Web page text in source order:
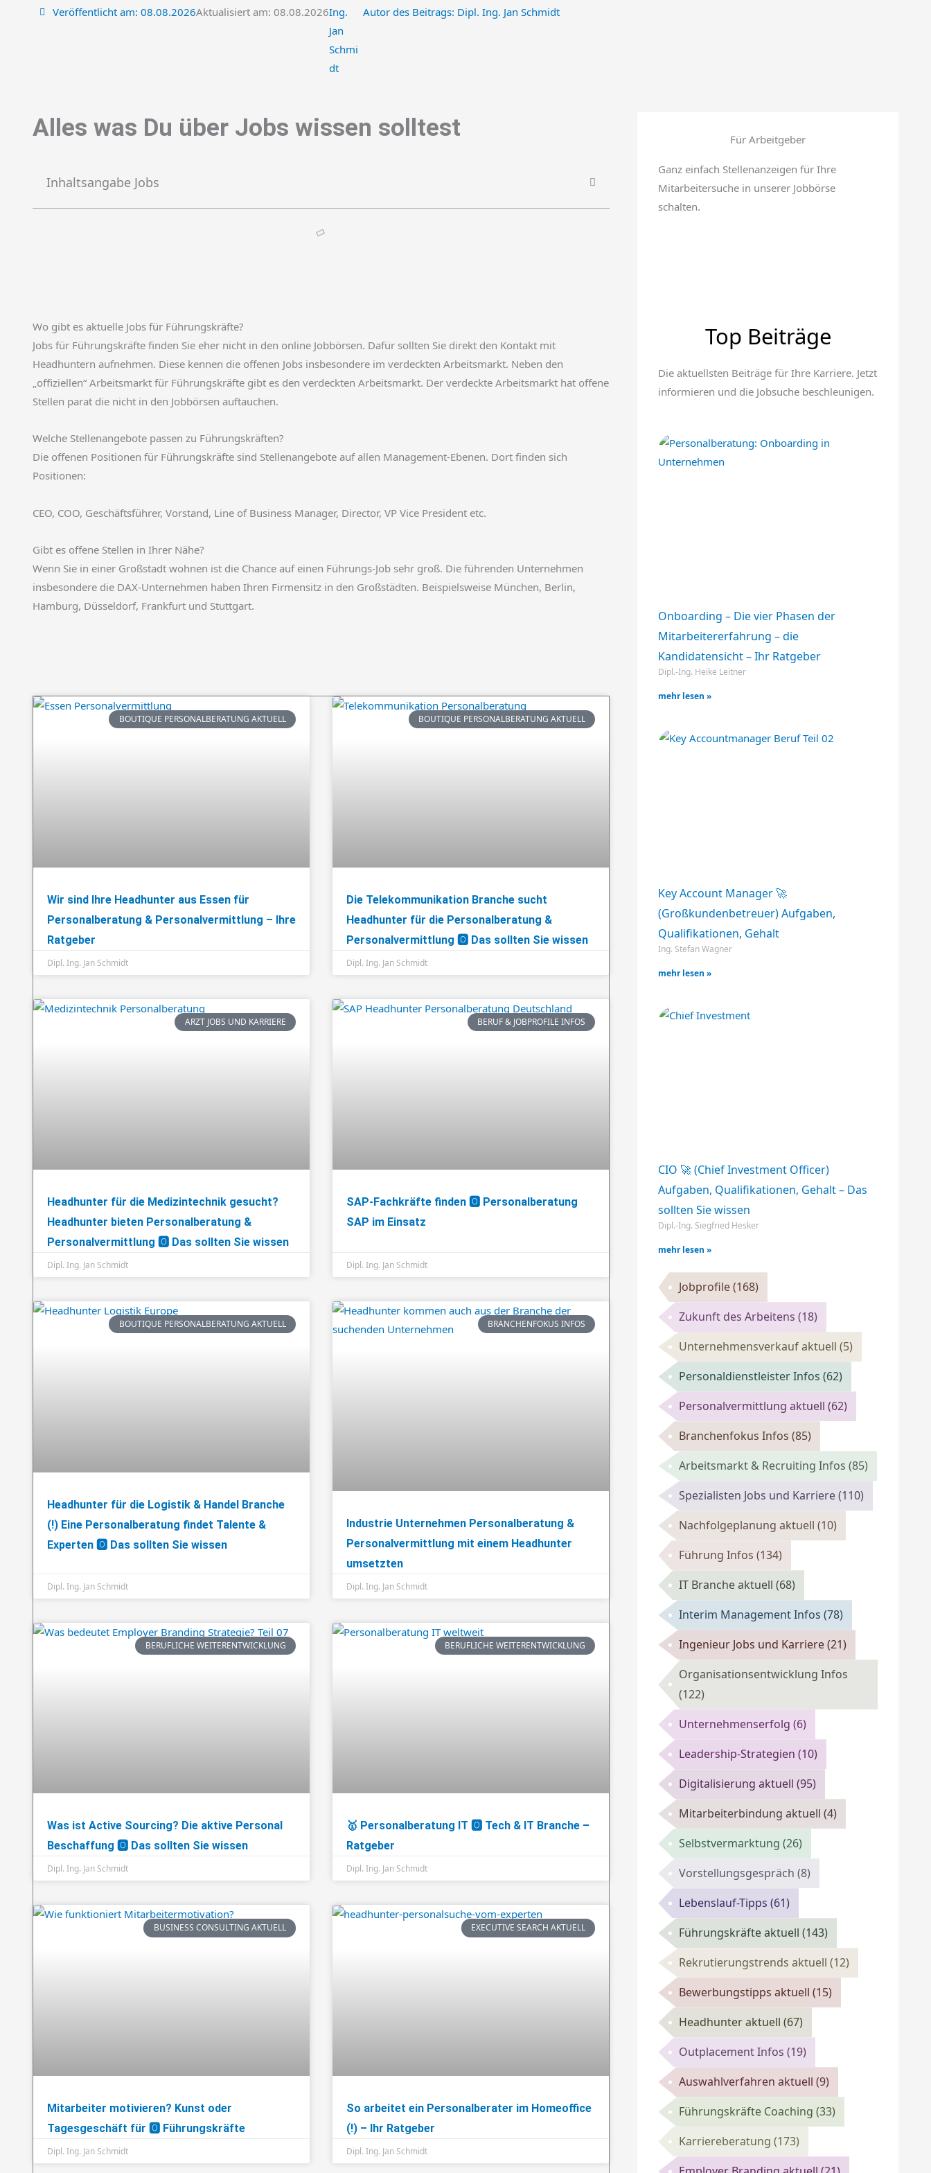
Veröffentlicht am: 08.08.2026Aktualisiert am: 08.08.2026 Autor des Beitrags: Dipl. Ing. Jan Schmidt
Alles was Du über Jobs wissen solltest
Inhaltsangabe Jobs
Wo gibt es aktuelle Jobs für Führungskräfte?
Jobs für Führungskräfte finden Sie eher nicht in den online Jobbörsen. Dafür sollten Sie direkt den Kontakt mit
Headhuntern aufnehmen. Diese kennen die offenen Jobs insbesondere im verdeckten Arbeitsmarkt. Neben den
„offiziellen“ Arbeitsmarkt für Führungskräfte gibt es den verdeckten Arbeitsmarkt. Der verdeckte Arbeitsmarkt hat offene
Stellen parat die nicht in den Jobbörsen auftauchen.
Welche Stellenangebote passen zu Führungskräften?
Die offenen Positionen für Führungskräfte sind Stellenangebote auf allen Management-Ebenen. Dort finden sich
Positionen:
CEO, COO, Geschäftsführer, Vorstand, Line of Business Manager, Director, VP Vice President etc.
Gibt es offene Stellen in Ihrer Nähe?
Wenn Sie in einer Großstadt wohnen ist die Chance auf einen Führungs-Job sehr groß. Die führenden Unternehmen
insbesondere die DAX-Unternehmen haben Ihren Firmensitz in den Großstädten. Beispielsweise München, Berlin,
Hamburg, Düsseldorf, Frankfurt und Stuttgart.
BOUTIQUE PERSONALBERATUNG AKTUELL
Wir sind Ihre Headhunter aus Essen für
Personalberatung & Personalvermittlung – Ihre
Ratgeber
Dipl. Ing. Jan Schmidt
BOUTIQUE PERSONALBERATUNG AKTUELL
Die Telekommunikation Branche sucht
Headhunter für die Personalberatung &
Personalvermittlung 🅾️ Das sollten Sie wissen
Dipl. Ing. Jan Schmidt
ARZT JOBS UND KARRIERE
Headhunter für die Medizintechnik gesucht?
Headhunter bieten Personalberatung &
Personalvermittlung 🅾️ Das sollten Sie wissen
Dipl. Ing. Jan Schmidt
BERUF & JOBPROFILE INFOS
SAP-Fachkräfte finden 🅾️ Personalberatung
SAP im Einsatz
Dipl. Ing. Jan Schmidt
BOUTIQUE PERSONALBERATUNG AKTUELL
Headhunter für die Logistik & Handel Branche
(!) Eine Personalberatung findet Talente &
Experten 🅾️ Das sollten Sie wissen
Dipl. Ing. Jan Schmidt
BRANCHENFOKUS INFOS
Industrie Unternehmen Personalberatung &
Personalvermittlung mit einem Headhunter
umsetzten
Dipl. Ing. Jan Schmidt
BERUFLICHE WEITERENTWICKLUNG
Was ist Active Sourcing? Die aktive Personal
Beschaffung 🅾️ Das sollten Sie wissen
Dipl. Ing. Jan Schmidt
BERUFLICHE WEITERENTWICKLUNG
🥇 Personalberatung IT 🅾️ Tech & IT Branche –
Ratgeber
Dipl. Ing. Jan Schmidt
BUSINESS CONSULTING AKTUELL
Mitarbeiter motivieren? Kunst oder
Tagesgeschäft für 🅾️ Führungskräfte
Dipl. Ing. Jan Schmidt
EXECUTIVE SEARCH AKTUELL
So arbeitet ein Personalberater im Homeoffice
(!) – Ihr Ratgeber
Dipl. Ing. Jan Schmidt
Für Arbeitgeber
Ganz einfach Stellenanzeigen für Ihre
Mitarbeitersuche in unserer Jobbörse
schalten.
Top Beiträge
Die aktuellsten Beiträge für Ihre Karriere. Jetzt
informieren und die Jobsuche beschleunigen.
Onboarding – Die vier Phasen der
Mitarbeitererfahrung – die
Kandidatensicht – Ihr Ratgeber
Dipl.-Ing. Heike Leitner
mehr lesen »
Key Account Manager 🚀
(Großkundenbetreuer) Aufgaben,
Qualifikationen, Gehalt
Ing. Stefan Wagner
mehr lesen »
CIO 🚀 (Chief Investment Officer)
Aufgaben, Qualifikationen, Gehalt – Das
sollten Sie wissen
Dipl.-Ing. Siegfried Hesker
mehr lesen »
Jobprofile(168)
Zukunft des Arbeitens(18)
Unternehmensverkauf aktuell(5)
Personaldienstleister Infos(62)
Personalvermittlung aktuell(62)
Branchenfokus Infos(85)
Arbeitsmarkt & Recruiting Infos(85)
Spezialisten Jobs und Karriere(110)
Nachfolgeplanung aktuell(10)
Führung Infos(134)
IT Branche aktuell(68)
Interim Management Infos(78)
Ingenieur Jobs und Karriere(21)
Organisationsentwicklung Infos
(122)
Unternehmenserfolg(6)
Leadership-Strategien(10)
Digitalisierung aktuell(95)
Mitarbeiterbindung aktuell(4)
Selbstvermarktung(26)
Vorstellungsgespräch(8)
Lebenslauf-Tipps(61)
Führungskräfte aktuell(143)
Rekrutierungstrends aktuell(12)
Bewerbungstipps aktuell(15)
Headhunter aktuell(67)
Outplacement Infos(19)
Auswahlverfahren aktuell(9)
Führungskräfte Coaching(33)
Karriereberatung(173)